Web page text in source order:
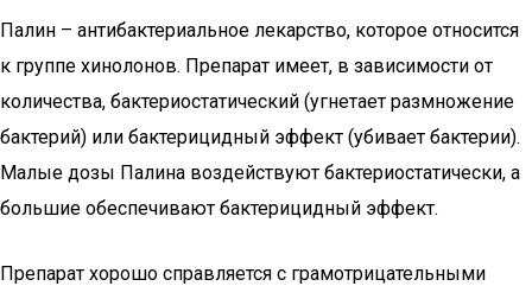
Палин – антибактериальное лекарство, которое относится
к группе хинолонов. Препарат имеет, в зависимости от
количества, бактериостатический (угнетает размножение
бактерий) или бактерицидный эффект (убивает бактерии).
Малые дозы Палина воздействуют бактериостатически, а
большие обеспечивают бактерицидный эффект.
Препарат хорошо справляется с грамотрицательными